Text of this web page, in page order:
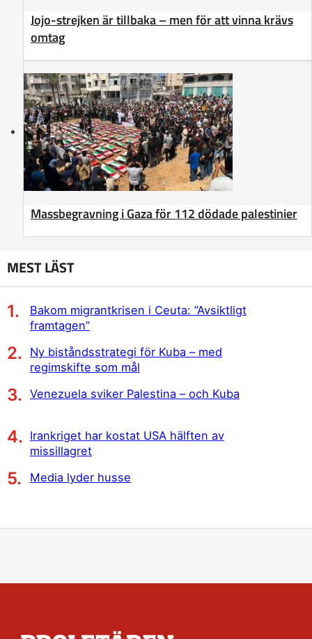
Jojo-strejken är tillbaka – men för att vinna krävs
omtag
Massbegravning i Gaza för 112 dödade palestinier
MEST LÄST
Bakom migrantkrisen i Ceuta: ”Avsiktligt
framtagen”
Ny biståndsstrategi för Kuba – med
regimskifte som mål
Venezuela sviker Palestina – och Kuba
Irankriget har kostat USA hälften av
missillagret
Media lyder husse